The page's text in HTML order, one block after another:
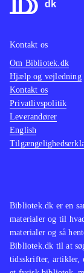
også virker
Bibliotek.dk er en
materialer og til
materialer og så
Bibliotek.dk til at
tidsskrifter, artikler,
Kontakt os
Om Bibliotek.dk
Hjælp og vejledning
Kontakt os
Privatlivspolitik
Leverandører
English